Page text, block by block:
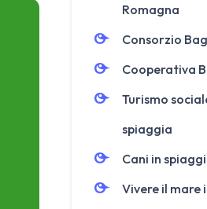
Romagna
Consorzio
Cooperativa
Turismo
spiaggia
Cani in
Vivere il mare